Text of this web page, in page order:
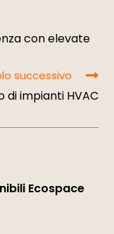
con elevate
successivo
di impianti HVAC
Ecospace